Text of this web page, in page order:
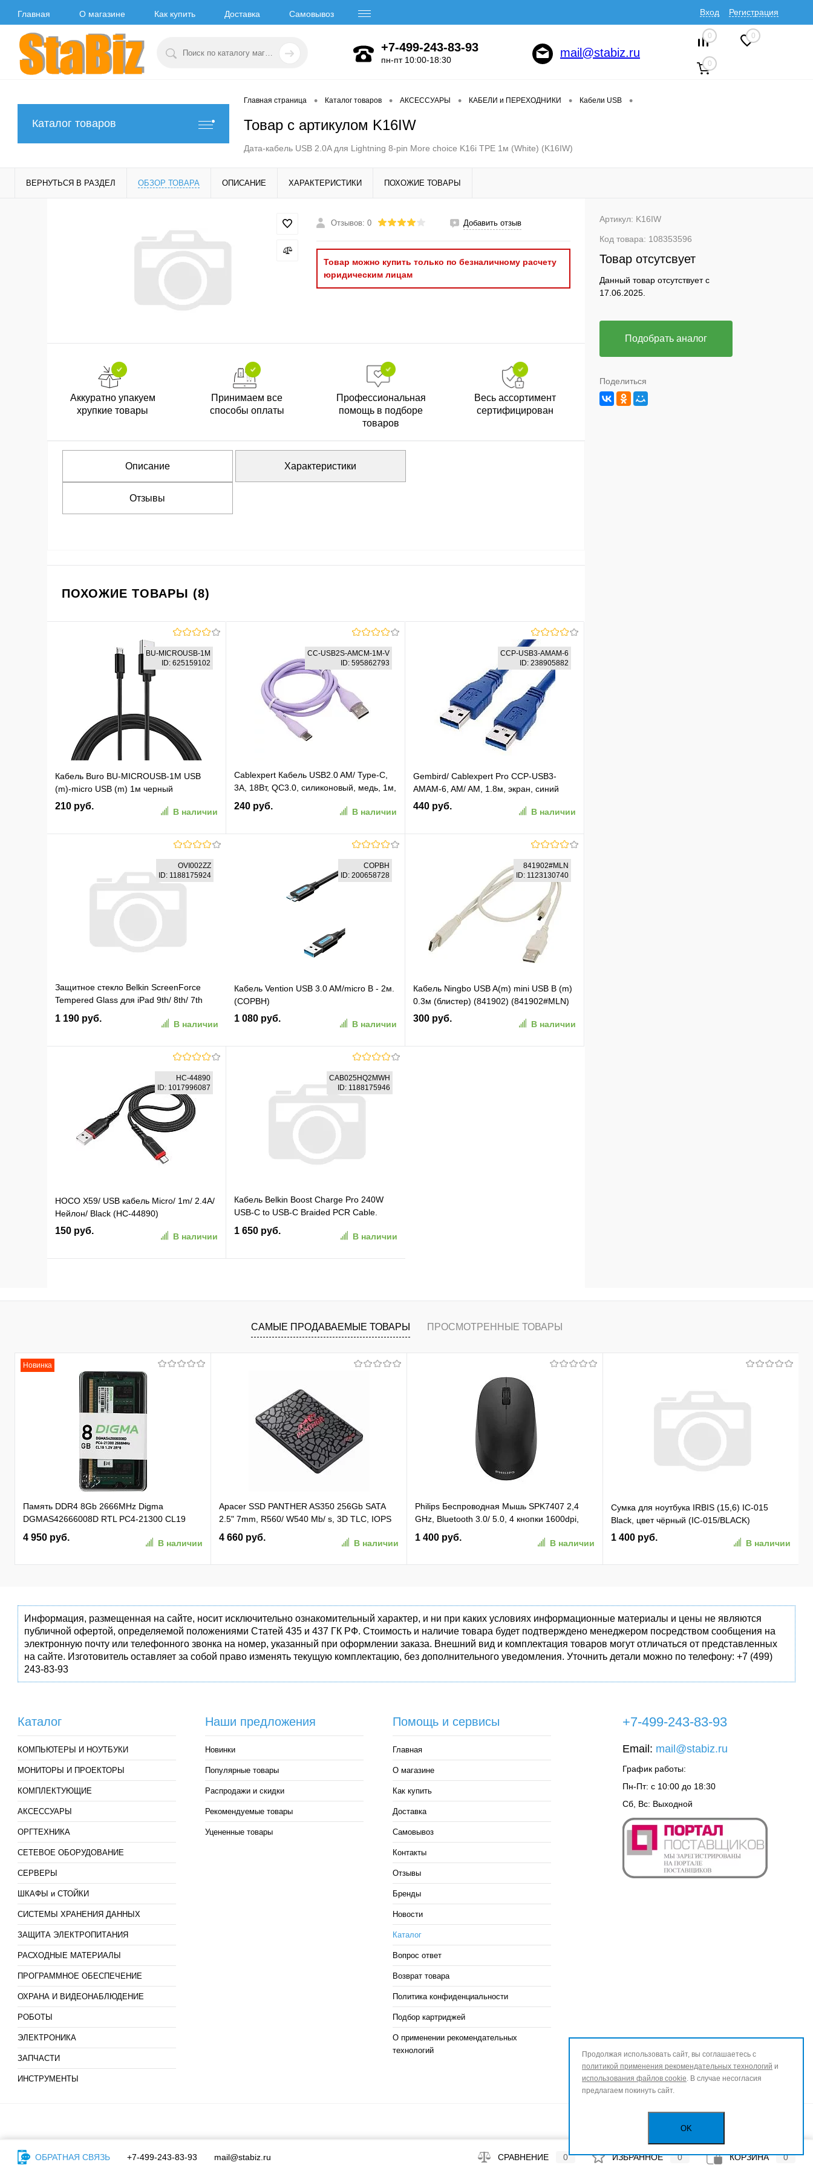
Главная О магазине Как купить Доставка Самовывоз Вход Регистрация
+7-499-243-83-93
пн-пт 10:00-18:30
mail@stabiz.ru
0 0
0
Каталог товаров
Главная страница • Каталог товаров • АКСЕССУАРЫ • КАБЕЛИ и ПЕРЕХОДНИКИ • Кабели USB •
Товар с артикулом K16IW
Дата-кабель USB 2.0A для Lightning 8-pin More choice K16i TPE 1м (White) (K16IW)
ВЕРНУТЬСЯ В РАЗДЕЛ ОБЗОР ТОВАРА ОПИСАНИЕ ХАРАКТЕРИСТИКИ ПОХОЖИЕ ТОВАРЫ
Отзывов: 0 Добавить отзыв
Товар можно купить только по безналичному расчету
юридическим лицам
Аккуратно упакуем
хрупкие товары
Принимаем все
способы оплаты
Профессиональная
помощь в подборе
товаров
Весь ассортимент
сертифицирован
Описание Характеристики
Отзывы
ПОХОЖИЕ ТОВАРЫ (8)
BU-MICROUSB-1M
ID: 625159102
Кабель Buro BU-MICROUSB-1M USB
(m)-micro USB (m) 1м черный
210 руб.
В наличии
В избранное К сравнению
CC-USB2S-AMCM-1M-V
ID: 595862793
Cablexpert Кабель USB2.0 AM/ Type-C,
3А, 18Вт, QC3.0, силиконовый, медь, 1м,
фиолетовый, пакет (CC-USB2S-AMCM-
1M-V)
240 руб.
В наличии
В избранное
CCP-USB3-AMAM-6
ID: 238905882
Gembird/ Cablexpert Pro CCP-USB3-
AMAM-6, AM/ AM, 1.8м, экран, синий
440 руб.
В наличии
В корзину
В избранное К сравнению
OVI002ZZ
ID: 1188175924
Защитное стекло Belkin ScreenForce
Tempered Glass для iPad 9th/ 8th/ 7th
gen/ iPad Air. Цвет: прозрачный
(OVI002ZZ)
1 190 руб.
В наличии
В избранное К сравнению
COPBH
ID: 200658728
Кабель Vention USB 3.0 AM/micro B - 2м.
(COPBH)
1 080 руб.
В наличии
В корзину
В избранное К сравнению
841902#MLN
ID: 1123130740
Кабель Ningbo USB A(m) mini USB B (m)
0.3м (блистер) (841902) (841902#MLN)
300 руб.
В наличии
HC-44890
ID: 1017996087
HOCO X59/ USB кабель Micro/ 1m/ 2.4A/
Нейлон/ Black (HC-44890)
150 руб.
В наличии
CAB025HQ2MWH
ID: 1188175946
Кабель Belkin Boost Charge Pro 240W
USB-C to USB-C Braided PCR Cable.
Длина: 2м. Цвет: белый
(CAB025HQ2MWH)
1 650 руб.
В наличии
В избранное К сравнению
Артикул: K16IW
Код товара: 108353596
Товар отсутсвует
Данный товар отсутствует с
17.06.2025.
Подобрать аналог
Поделиться
САМЫЕ ПРОДАВАЕМЫЕ ТОВАРЫ ПРОСМОТРЕННЫЕ ТОВАРЫ
Новинка
Память DDR4 8Gb 2666MHz Digma
DGMAS42666008D RTL PC4-21300 CL19
SO-DIMM 260-pin 1.2В dual rank Ret
4 950 руб.
В наличии
Apacer SSD PANTHER AS350 256Gb SATA
2.5" 7mm, R560/ W540 Mb/ s, 3D TLC, IOPS
81K/ 74K, MTBF 1,5M, 180TBW,
(AP256GAS350-1)
4 660 руб.
В наличии
Philips Беспроводная Мышь SPK7407 2,4
GHz, Bluetooth 3.0/ 5.0, 4 кнопки 1600dpi,
бесшумная Чёрный (SPK7407B/ 01)
(SPK7407B/01)
1 400 руб.
В наличии
Сумка для ноутбука IRBIS (15,6) IC-015
Black, цвет чёрный (IC-015/BLACK)
1 400 руб.
В наличии
Информация, размещенная на сайте, носит исключительно ознакомительный характер, и ни при каких условиях информационные материалы и цены не являются
публичной офертой, определяемой положениями Статей 435 и 437 ГК РФ. Стоимость и наличие товара будет подтверждено менеджером посредством сообщения на
электронную почту или телефонного звонка на номер, указанный при оформлении заказа. Внешний вид и комплектация товаров могут отличаться от представленных
на сайте. Изготовитель оставляет за собой право изменять текущую комплектацию, без дополнительного уведомления. Уточнить детали можно по телефону: +7 (499)
243-83-93
Каталог
КОМПЬЮТЕРЫ И НОУТБУКИ
МОНИТОРЫ И ПРОЕКТОРЫ
КОМПЛЕКТУЮЩИЕ
АКСЕССУАРЫ
ОРГТЕХНИКА
СЕТЕВОЕ ОБОРУДОВАНИЕ
СЕРВЕРЫ
ШКАФЫ и СТОЙКИ
СИСТЕМЫ ХРАНЕНИЯ ДАННЫХ
ЗАЩИТА ЭЛЕКТРОПИТАНИЯ
РАСХОДНЫЕ МАТЕРИАЛЫ
ПРОГРАММНОЕ ОБЕСПЕЧЕНИЕ
ОХРАНА И ВИДЕОНАБЛЮДЕНИЕ
РОБОТЫ
ЭЛЕКТРОНИКА
ЗАПЧАСТИ
ИНСТРУМЕНТЫ
Наши предложения
Новинки
Популярные товары
Распродажи и скидки
Рекомендуемые товары
Уцененные товары
Помощь и сервисы
Главная
О магазине
Как купить
Доставка
Самовывоз
Контакты
Отзывы
Бренды
Новости
Каталог
Вопрос ответ
Возврат товара
Политика конфиденциальности
Подбор картриджей
О применении рекомендательных
технологий
+7-499-243-83-93
Email: mail@stabiz.ru
График работы:
Пн-Пт: с 10:00 до 18:30
Сб, Вс: Выходной
ОБРАТНАЯ СВЯЗЬ +7-499-243-83-93 mail@stabiz.ru СРАВНЕНИЕ 0 ИЗБРАННОЕ 0 КОРЗИНА 0
Продолжая использовать сайт, вы соглашаетесь с
политикой применения рекомендательных технологий и
использования файлов cookie. В случае несогласия
предлагаем покинуть сайт.
OK